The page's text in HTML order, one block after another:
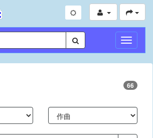
切
換
導
66